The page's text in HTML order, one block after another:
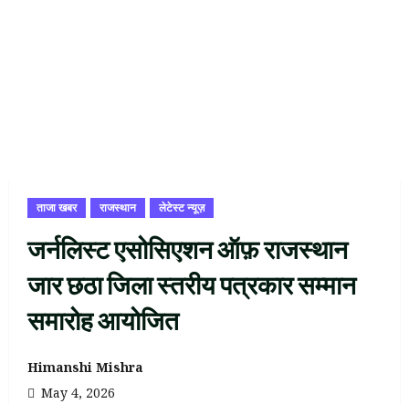
ताजा खबर राजस्थान लेटेस्ट न्यूज़
जर्नलिस्ट एसोसिएशन ऑफ़ राजस्थान
जार छठा जिला स्तरीय पत्रकार सम्मान
समारोह आयोजित
Himanshi Mishra
May 4, 2026